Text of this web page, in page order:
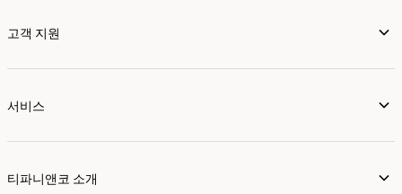
고객 지원
서비스
티파니앤코 소개